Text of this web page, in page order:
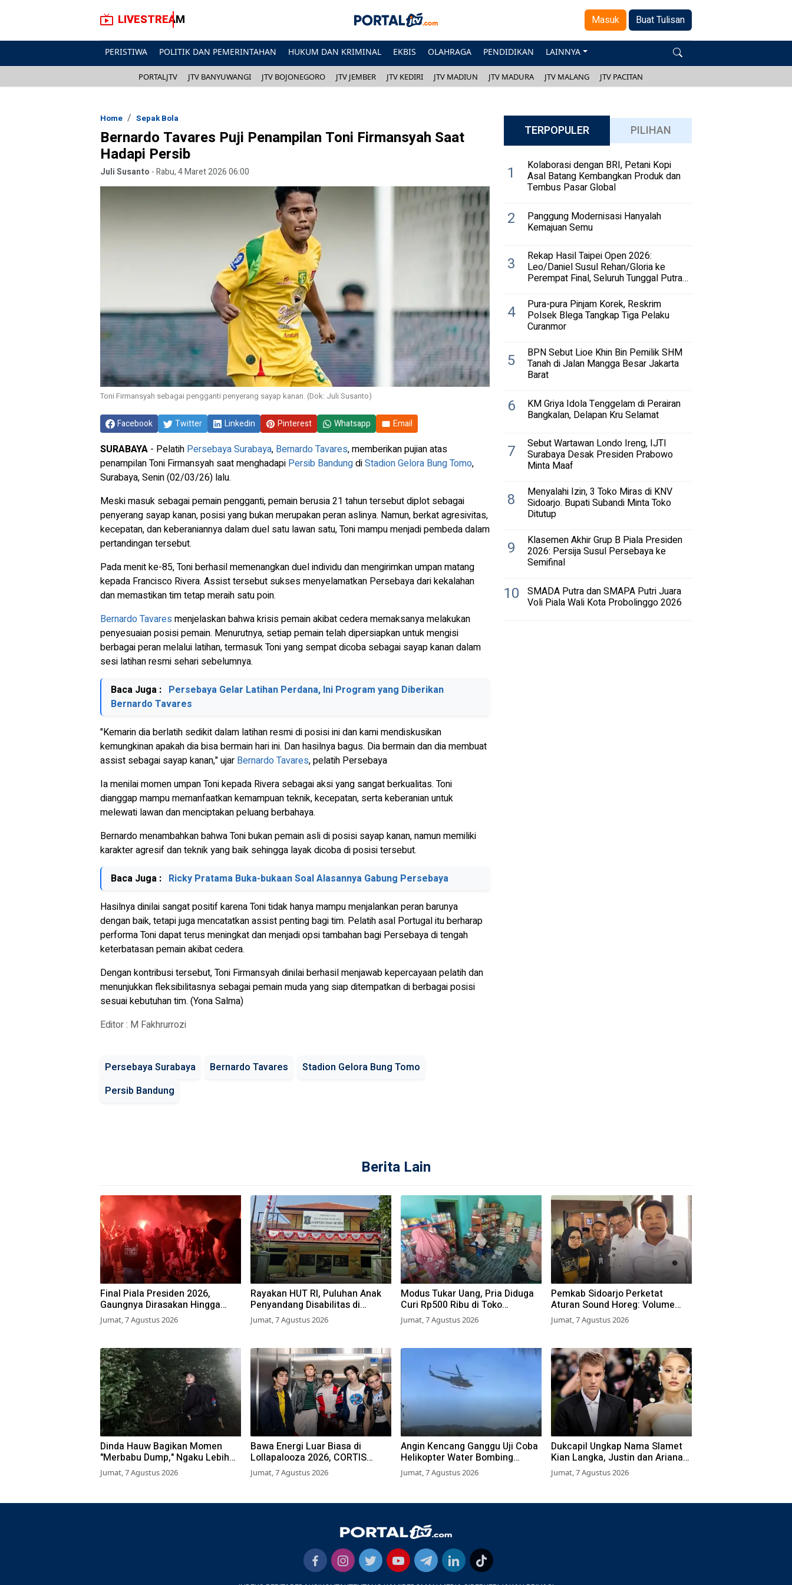
LIVESTREAM Masuk Buat Tulisan
PERISTIWA POLITIK DAN PEMERINTAHAN HUKUM DAN KRIMINAL EKBIS OLAHRAGA PENDIDIKAN LAINNYA
PORTALJTV JTV BANYUWANGI JTV BOJONEGORO JTV JEMBER JTV KEDIRI JTV MADIUN JTV MADURA JTV MALANG JTV PACITAN
Home Sepak Bola
Bernardo Tavares Puji Penampilan Toni Firmansyah Saat
Hadapi Persib
Juli Susanto -Rabu, 4 Maret 2026 06:00
Toni Firmansyah sebagai pengganti penyerang sayap kanan. (Dok: Juli Susanto)
Facebook Twitter Linkedin Pinterest Whatsapp Email
SURABAYA - Pelatih Persebaya Surabaya, Bernardo Tavares, memberikan pujian atas
penampilan Toni Firmansyah saat menghadapi Persib BandungdiStadion Gelora Bung Tomo,
Surabaya, Senin (02/03/26) lalu.
Meski masuk sebagai pemain pengganti, pemain berusia 21 tahun tersebut diplot sebagai
penyerang sayap kanan, posisi yang bukan merupakan peran aslinya. Namun, berkat agresivitas,
kecepatan, dan keberaniannya dalam duel satu lawan satu, Toni mampu menjadi pembeda dalam
pertandingan tersebut.
Pada menit ke-85, Toni berhasil memenangkan duel individu dan mengirimkan umpan matang
kepada Francisco Rivera. Assisttersebut sukses menyelamatkan Persebaya dari kekalahan
dan memastikan tim tetap meraih satu poin.
Bernardo Tavares menjelaskan bahwa krisis pemain akibat cedera memaksanya melakukan
penyesuaian posisi pemain. Menurutnya, setiap pemain telah dipersiapkan untuk mengisi
berbagai peran melalui latihan, termasuk Toni yang sempat dicoba sebagai sayap kanan dalam
sesi latihan resmi sehari sebelumnya.
Baca Juga : Persebaya Gelar Latihan Perdana, Ini Program yang Diberikan
Bernardo Tavares
"Kemarin dia berlatih sedikit dalam latihan resmi di posisi ini dan kami mendiskusikan
kemungkinan apakah dia bisa bermain hari ini. Dan hasilnya bagus. Dia bermain dan dia membuat
assist sebagai sayap kanan," ujar Bernardo Tavares, pelatih Persebaya
Ia menilai momen umpan Toni kepada Rivera sebagai aksi yang sangat berkualitas. Toni
dianggap mampu memanfaatkan kemampuan teknik, kecepatan, serta keberanian untuk
melewati lawan dan menciptakan peluang berbahaya.
Bernardo menambahkan bahwa Toni bukan pemain asli di posisi sayap kanan, namun memiliki
karakter agresif dan teknik yang baik sehingga layak dicoba di posisi tersebut.
Baca Juga : Ricky Pratama Buka-bukaan Soal Alasannya Gabung Persebaya
Hasilnya dinilai sangat positif karena Toni tidak hanya mampu menjalankan peran barunya
dengan baik, tetapi juga mencatatkan assist penting bagi tim. Pelatih asal Portugal itu berharap
performa Toni dapat terus meningkat dan menjadi opsi tambahan bagi Persebaya di tengah
keterbatasan pemain akibat cedera.
Dengan kontribusi tersebut, Toni Firmansyah dinilai berhasil menjawab kepercayaan pelatih dan
menunjukkan fleksibilitasnya sebagai pemain muda yang siap ditempatkan di berbagai posisi
sesuai kebutuhan tim. (Yona Salma)
Editor : M Fakhrurrozi
Persebaya Surabaya Bernardo Tavares
Stadion Gelora Bung Tomo
Persib Bandung
TERPOPULER PILIHAN
1 Kolaborasi dengan BRI, Petani Kopi
Asal Batang Kembangkan Produk dan
Tembus Pasar Global
2 Panggung Modernisasi Hanyalah
Kemajuan Semu
3 Rekap Hasil Taipei Open 2026:
Leo/Daniel Susul Rehan/Gloria ke
Perempat Final, Seluruh Tunggal Putra
4 Pura-pura Pinjam Korek, Reskrim
Polsek Blega Tangkap Tiga Pelaku
Curanmor
5 BPN Sebut Lioe Khin Bin Pemilik SHM
Tanah di Jalan Mangga Besar Jakarta
Barat
6 KM Griya Idola Tenggelam di Perairan
Bangkalan, Delapan Kru Selamat
7 Sebut Wartawan Londo Ireng, IJTI
Surabaya Desak Presiden Prabowo
Minta Maaf
8 Menyalahi Izin, 3 Toko Miras di KNV
Sidoarjo. Bupati Subandi Minta Toko
Ditutup
9 Klasemen Akhir Grup B Piala Presiden
2026: Persija Susul Persebaya ke
Semifinal
10 SMADA Putra dan SMAPA Putri Juara
Voli Piala Wali Kota Probolinggo 2026
Berita Lain
Final Piala Presiden 2026,
Gaungnya Dirasakan Hingga
Sidoarjo, Ratusan Suporter
Nobar Gratis
Jumat, 7 Agustus 2026
Rayakan HUT RI, Puluhan Anak
Penyandang Disabilitas di
Surabaya Ikuti Beragam Lomba
Jumat, 7 Agustus 2026
Modus Tukar Uang, Pria Diduga
Curi Rp500 Ribu di Toko
Pasuruan
Jumat, 7 Agustus 2026
Pemkab Sidoarjo Perketat
Aturan Sound Horeg: Volume
Dibatasi 55 dB, Wajib Kantongi
Izin
Jumat, 7 Agustus 2026
Dinda Hauw Bagikan Momen
"Merbabu Dump," Ngaku Lebih
Capek Dibanding Gunung
Sumbing
Jumat, 7 Agustus 2026
Bawa Energi Luar Biasa di
Lollapalooza 2026, CORTIS
Sukses Tembus Pasar Musik
Global
Jumat, 7 Agustus 2026
Angin Kencang Ganggu Uji Coba
Helikopter Water Bombing
Padamkan Kebakaran Bromo
Jumat, 7 Agustus 2026
Dukcapil Ungkap Nama Slamet
Kian Langka, Justin dan Ariana
Makin Populer
Jumat, 7 Agustus 2026